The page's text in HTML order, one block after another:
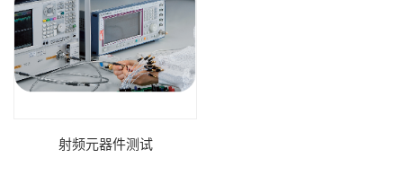
射频元器件测试